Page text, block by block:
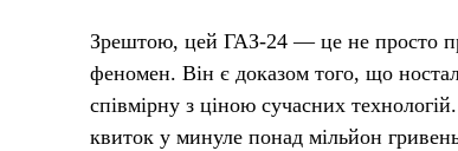
Зрештою, цей ГАЗ-24 — це не просто
феномен. Він є доказом того, що
співмірну з ціною сучасних
квиток у минуле понад мільйон